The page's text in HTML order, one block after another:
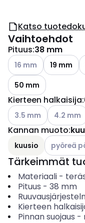
Katso
Vaihtoehdot
Pituus:38 mm
Katso käytettävissä
16 mm 19 mm
50 mm
Kierteen halkaisija:
Katso käytettävissä
3.5 mm Katso
4.2 mm
Kannan muoto:
kuusio Katso
pyöreä
Tärkeimmät
Materiaali-
Pituus - 38 mm
Kierteen
Pinnan suojaus -